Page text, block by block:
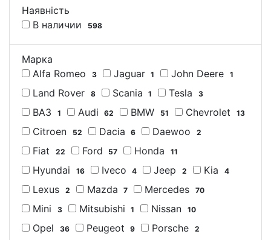
Наявність
В наличии
598
Марка
Alfa Romeo
3 Jaguar 1 John Deere 1
Land Rover 8 Scania 1 Tesla 3
ВАЗ 1 Audi 62 BMW 51 Chevrolet 13
Citroen 52 Dacia 6 Daewoo 2
Fiat 22 Ford 57 Honda 11
Hyundai 16 Iveco 4 Jeep 2 Kia 4
Lexus 2 Mazda 7 Mercedes 70
Mini 3 Mitsubishi 1 Nissan 10
Opel 36 Peugeot 9 Porsche 2